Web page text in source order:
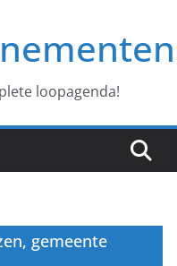
loopagenda!
gemeente